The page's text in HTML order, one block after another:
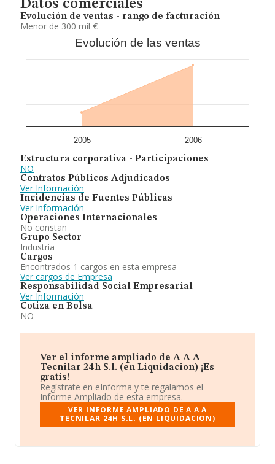
Datos comerciales
Evolución de ventas - rango de facturación
Menor de 300 mil €
Evolución de las ventas
2005 2006
Estructura corporativa - Participaciones
NO
Contratos Públicos Adjudicados
Ver Información
Incidencias de Fuentes Públicas
Ver Información
Operaciones Internacionales
No constan
Grupo Sector
Industria
Cargos
Encontrados 1 cargos en esta empresa
Ver cargos de Empresa
Responsabilidad Social Empresarial
Ver Información
Cotiza en Bolsa
NO
Ver el informe ampliado de A A A
Tecnilar 24h S.l. (en Liquidacion) ¡Es
gratis!
Regístrate en eInforma y te regalamos el
Informe Ampliado de esta empresa.
VER INFORME AMPLIADO DE A A A
TECNILAR 24H S.L. (EN LIQUIDACION)